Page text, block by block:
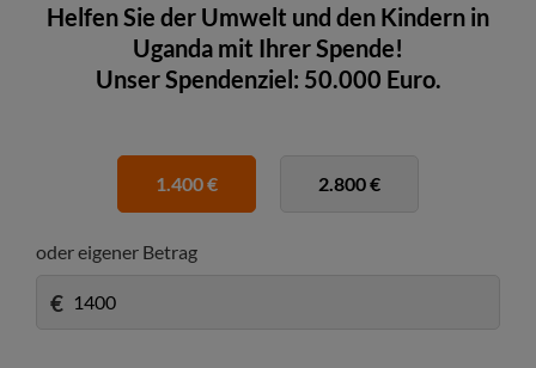
Helfen Sie der Umwelt und den Kindern in
Uganda mit Ihrer Spende!
Unser Spendenziel: 50.000 Euro.
1.400 € 2.800 €
oder eigener Betrag
€